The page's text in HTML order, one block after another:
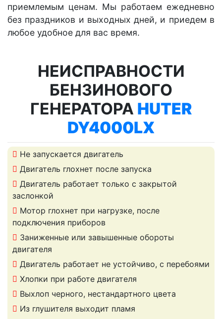
приемлемым ценам. Мы работаем ежедневно
без праздников и выходных дней, и приедем в
любое удобное для вас время.
НЕИСПРАВНОСТИ
БЕНЗИНОВОГО
ГЕНЕРАТОРА HUTER
DY4000LX
Не запускается двигатель
Двигатель глохнет после запуска
Двигатель работает только с закрытой
заслонкой
Мотор глохнет при нагрузке, после
подключения приборов
Заниженные или завышенные обороты
двигателя
Двигатель работает не устойчиво, с перебоями
Хлопки при работе двигателя
Выхлоп черного, нестандартного цвета
Из глушителя выходит пламя